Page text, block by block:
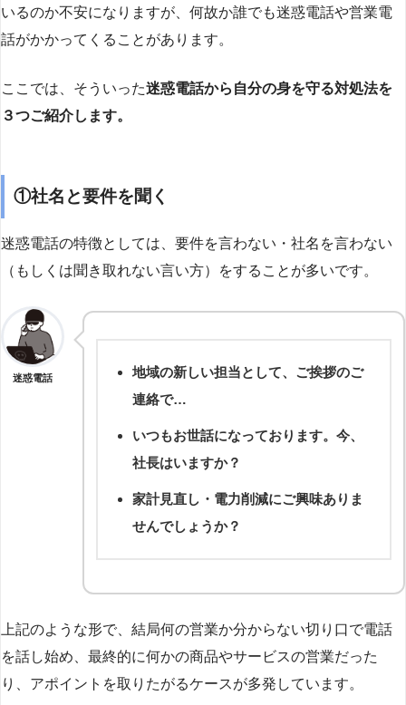
いるのか不安になりますが、何故か誰でも迷惑電話や営業電
話がかかってくることがあります。
ここでは、そういった迷惑電話から自分の身を守る対処法を
３つご紹介します。
①社名と要件を聞く
迷惑電話の特徴としては、要件を言わない・社名を言わない
（もしくは聞き取れない言い方）をすることが多いです。
迷惑電話
地域の新しい担当として、ご挨拶のご
連絡で…
いつもお世話になっております。今、
社長はいますか？
家計見直し・電力削減にご興味ありま
せんでしょうか？
上記のような形で、結局何の営業か分からない切り口で電話
を話し始め、最終的に何かの商品やサービスの営業だった
り、アポイントを取りたがるケースが多発しています。